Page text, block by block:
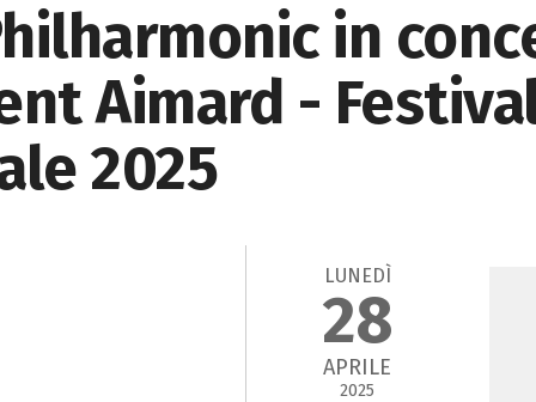
in
Aimard -
2025
LUNEDÌ
28
APRILE
2025